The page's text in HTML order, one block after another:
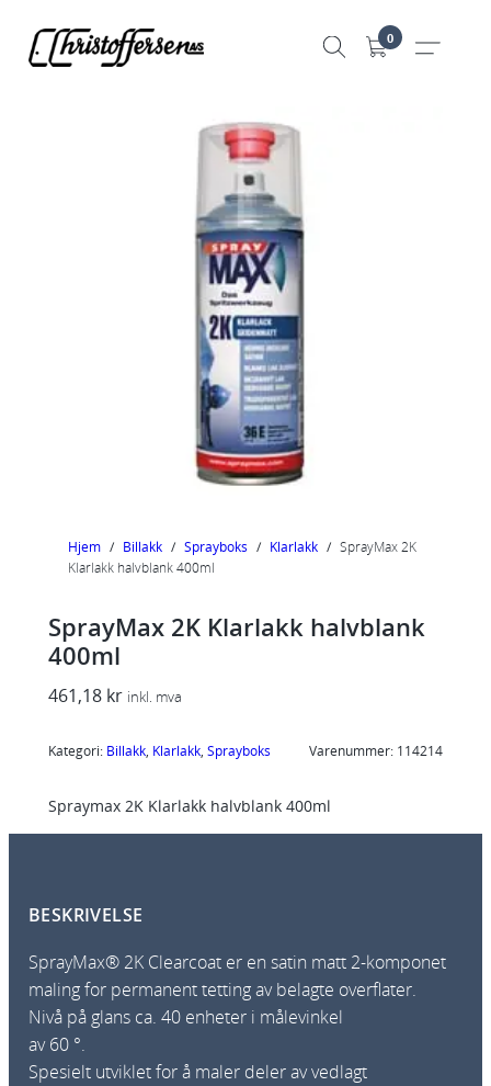
0
Hjem / Billakk / Sprayboks / Klarlakk / SprayMax 2K
Klarlakk halvblank 400ml
SprayMax 2K Klarlakk halvblank
400ml
461,18 kr inkl. mva
Kategori: Billakk, Klarlakk, Sprayboks Varenummer: 114214
Spraymax 2K Klarlakk halvblank 400ml
BESKRIVELSE
SprayMax® 2K Clearcoat er en satin matt 2-komponet
maling for permanent tetting av belagte overflater.
Nivå på glans ca. 40 enheter i målevinkel
av 60 °.
Spesielt utviklet for å maler deler av vedlagt